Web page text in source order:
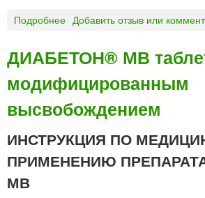
0
м
г
Подробнее
И
Б
И
К
О
®
а
Добавить отзыв или
ДИАБЕТОН® МВ
модифицированным
высвобождением
ИНСТРУКЦИЯ ПО
ПРИМЕНЕНИЮ
МВ